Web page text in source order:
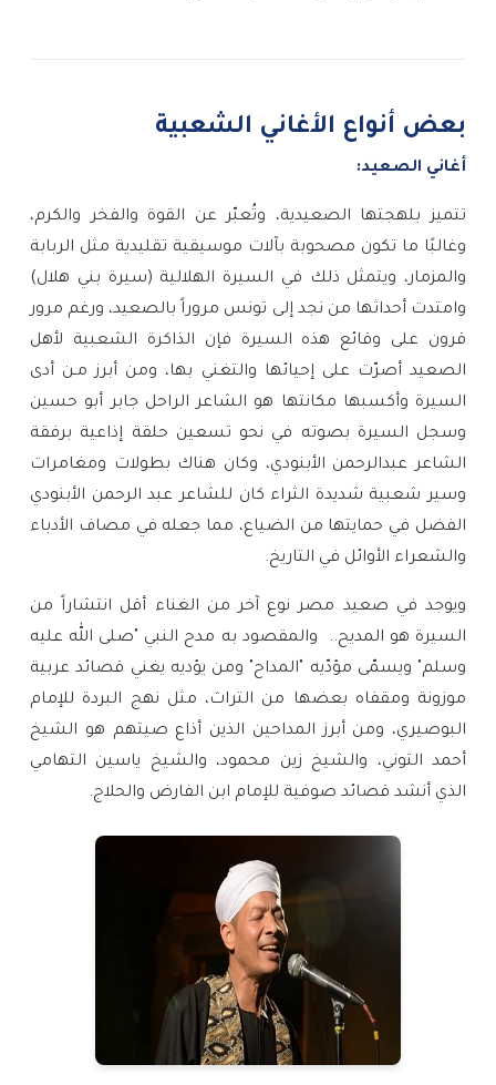
بعض أنواع الأغاني الشعبية
أغاني الصعيد:
تتميز بلهجتها الصعيدية، وتُعبّر عن القوة والفخر والكرم،
وغالبًا ما تكون مصحوبة بآلات موسيقية تقليدية مثل الربابة
والمزمار، ويتمثل ذلك في السيرة الهلالية (سيرة بني هلال)
وامتدت أحداثها من نجد إلى تونس مروراً بالصعيد، ورغم مرور
قرون على وقائع هذه السيرة فإن الذاكرة الشعبية لأهل
الصعيد أصرّت على إحيائها والتغني بها، ومن أبرز مـن أدى
السيرة وأكسبها مكانتها هو الشاعر الراحل جابر أبو حسين
وسجل السيرة بصوته في نحو تسعين حلقة إذاعية برفقة
الشاعر عبدالرحمن الأبنودي، وكان هناك بطولات ومغامرات
وسير شعبية شديدة الثراء كان للشاعر عبد الرحمن الأبنودي
الفضل في حمايتها من الضياع، مما جعله في مصاف الأدباء
والشعراء الأوائل في التاريخ.
ويوجد في صعيد مصر نوع آخر من الغناء أقل انتشاراً من
السيرة هو المديح.. والمقصود به مدح النبي "صلى الله عليه
وسلم" ويسمّى مؤدّيه "المداح" ومن يؤديه يغني قصائد عربية
موزونة ومقفاه بعضها من التراث، مثل نهج البردة للإمام
البوصيري، ومن أبرز المداحين الذين أذاع صيتهم هو الشيخ
أحمد التوني، والشيخ زين محمود، والشيخ ياسين التهامي
الذي أنشد قصائد صوفية للإمام ابن الفارض والحلاج.